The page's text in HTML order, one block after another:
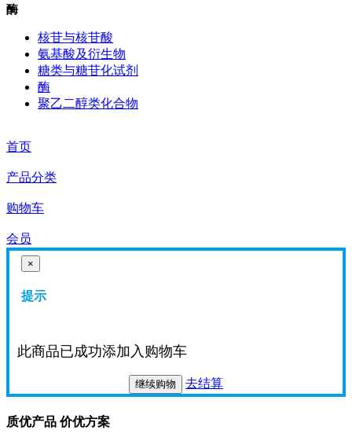
酶
核苷与核苷酸
氨基酸及衍生物
糖类与糖苷化试剂
酶
聚乙二醇类化合物
首页
产品分类
购物车
会员
×
提示
此商品已成功添加入购物车
继续购物 去结算
质优产品 价优方案